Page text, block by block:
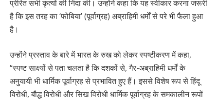
प्रेरित सभी कृत्यों की निंदा की। उन्होंने कहा कि यह स्वीकार करना जरूरी
है कि इस तरह का ‘फोबिया’ (पूर्वाग्रह) अब्राहिमी धर्मों से परे भी फैला हुआ
है।
उन्होंने प्रस्ताव के बारे में भारत के रुख को लेकर स्पष्टीकरण में कहा,
“स्पष्ट साक्ष्यों से पता चलता है कि दशकों से, गैर-अब्राहिमी धर्मों के
अनुयायी भी धार्मिक पूर्वाग्रह से प्रभावित हुए हैं। इससे विशेष रूप से हिंदू
विरोधी, बौद्ध विरोधी और सिख विरोधी धार्मिक पूर्वाग्रह के समकालीन रूपों